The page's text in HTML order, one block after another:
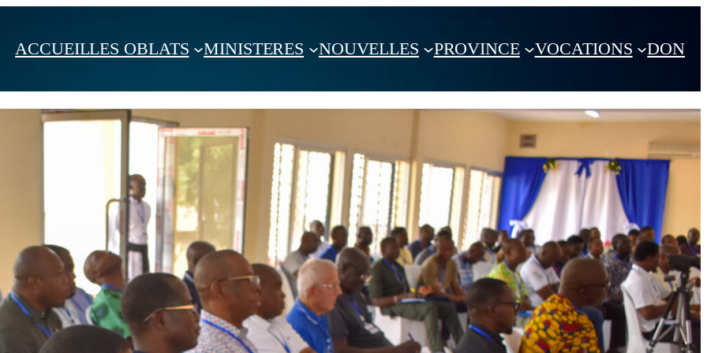
ACCUEILLES OBLATS MINISTERES NOUVELLES PROVINCE VOCATIONS DON